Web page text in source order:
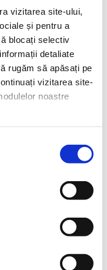
vizitarea site-ului,
și pentru a
blocați selectiv
detaliate
rugăm să apăsați pe
vizitarea site-
noastre